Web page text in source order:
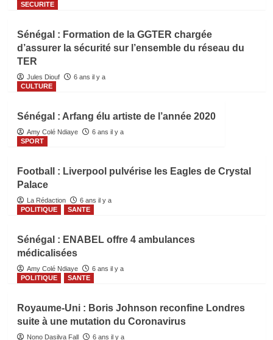
SECURITE
Sénégal : Formation de la GGTER chargée
d’assurer la sécurité sur l’ensemble du réseau du
TER
Jules Diouf
6 ans il y a
CULTURE
Sénégal : Arfang élu artiste de l’année 2020
Amy Colé Ndiaye
6 ans il y a
SPORT
Football : Liverpool pulvérise les Eagles de Crystal
Palace
La Rédaction
6 ans il y a
POLITIQUE
SANTE
Sénégal : ENABEL offre 4 ambulances
médicalisées
Amy Colé Ndiaye
6 ans il y a
POLITIQUE
SANTE
Royaume-Uni : Boris Johnson reconfine Londres
suite à une mutation du Coronavirus
Nono Dasilva Fall 6 ans il y a